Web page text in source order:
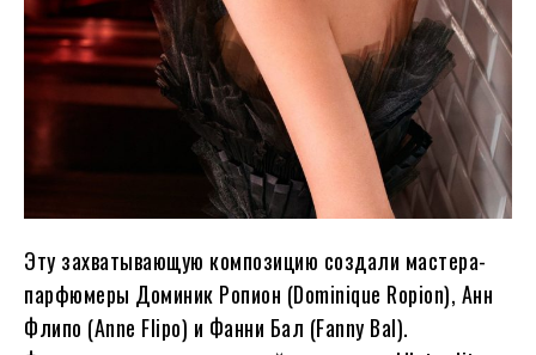
Эту захватывающую композицию создали мастера-
парфюмеры Доминик Ропион (Dominique Ropion), Анн
Флипо (Anne Flipo) и Фанни Бал (Fanny Bal).